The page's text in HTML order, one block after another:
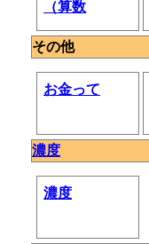
（算数
その他
お金って
濃度
濃度